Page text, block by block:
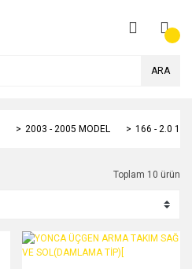
ARA
2003 - 2005 MODEL 166 - 2.0
Toplam 10 ürün